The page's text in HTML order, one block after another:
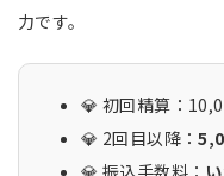
力です。
💎 初回精算：
💎 2回目以降：
💎 振込手数料：